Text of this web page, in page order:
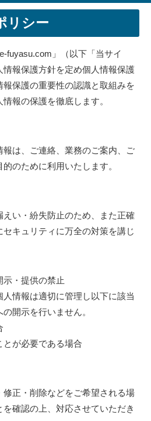
リシー
fuyasu.com」（以下「当サイ
情報保護方針を定め個人情報保護
保護の重要性の認識と取組みを
報の保護を徹底します。
は、ご連絡、業務のご案内、ご
のために利用いたします。
い・紛失防止のため、また正確
キュリティに万全の対策を講じ
・提供の禁止
情報は適切に管理し以下に該当
開示を行いません。
とが必要である場合
修正・削除などをご希望される場
確認の上、対応させていただき